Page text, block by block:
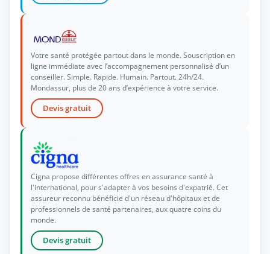
Votre santé protégée partout dans le monde. Souscription en
ligne immédiate avec l’accompagnement personnalisé d’un
conseiller. Simple. Rapide. Humain. Partout. 24h/24.
Mondassur, plus de 20 ans d’expérience à votre service.
Devis gratuit
Cigna propose différentes offres en assurance santé à
l'international, pour s'adapter à vos besoins d'expatrié. Cet
assureur reconnu bénéficie d'un réseau d'hôpitaux et de
professionnels de santé partenaires, aux quatre coins du
monde.
Devis gratuit